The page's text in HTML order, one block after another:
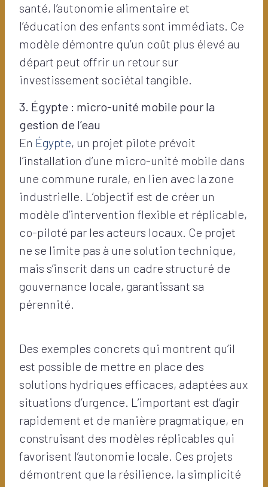
santé, l’autonomie alimentaire et
l’éducation des enfants sont immédiats. Ce
modèle démontre qu’un coût plus élevé au
départ peut offrir un retour sur
investissement sociétal tangible.
3. Égypte : micro-unité mobile pour la
gestion de l’eau
En Égypte, un projet pilote prévoit
l’installation d’une micro-unité mobile dans
une commune rurale, en lien avec la zone
industrielle. L’objectif est de créer un
modèle d’intervention flexible et réplicable,
co-piloté par les acteurs locaux. Ce projet
ne se limite pas à une solution technique,
mais s’inscrit dans un cadre structuré de
gouvernance locale, garantissant sa
pérennité.
Des exemples concrets qui montrent qu’il
est possible de mettre en place des
solutions hydriques efficaces, adaptées aux
situations d’urgence. L’important est d’agir
rapidement et de manière pragmatique, en
construisant des modèles réplicables qui
favorisent l’autonomie locale. Ces projets
démontrent que la résilience, la simplicité